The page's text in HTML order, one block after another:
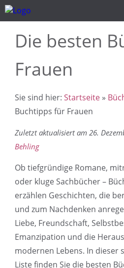
Die besten
Frauen
Sie sind hier: Startseite »
Buchtipps für Frauen
Zuletzt aktualisiert am 26.
Behling
Ob tiefgründige Romane,
oder kluge Sachbücher –
erzählen Geschichten, die
und zum Nachdenken
Liebe, Freundschaft,
Emanzipation und die
modernen Lebens. In dieser
Liste finden Sie die besten